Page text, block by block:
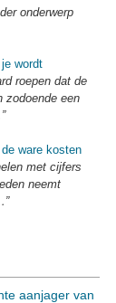
onderwerp
je wordt
roepen dat de
zodoende een
de ware kosten
met cijfers
neemt
aanjager van